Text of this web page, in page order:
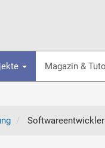
Magazin &